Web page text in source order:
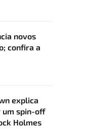
novos
confira a
explica
um spin-off
Holmes